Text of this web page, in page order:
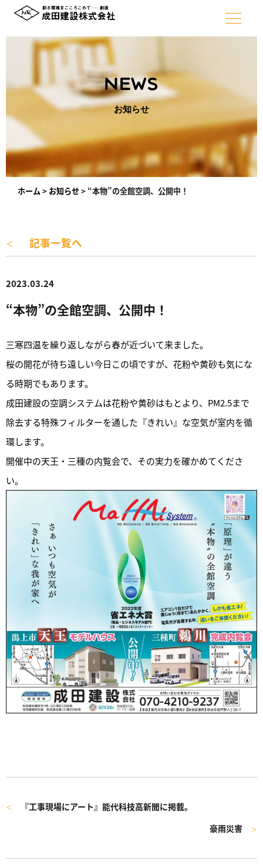
NEWS
お知らせ
ホーム > お知らせ>“本物”の全館空調、公開中！
＜ 記事一覧へ
2023.03.24
“本物”の全館空調、公開中！
三寒四温を繰り返しながら春が近づいて来ました。
桜の開花が待ち遠しい今日この頃ですが、花粉や黄砂も気にな
る時期でもあります。
成田建設の空調システムは花粉や黄砂はもとより、PM2.5まで
除去する特殊フィルターを通した『きれい』な空気が室内を循
環します。
開催中の天王・三種の内覧会で、その実力を確かめてくださ
い。
＜
『工事現場にアート』能代科技高新聞に掲載。
豪雨災害
＞